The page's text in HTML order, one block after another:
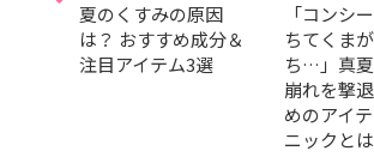
夏のくすみの原因
は？ おすすめ成分＆
注目アイテム3選
「コンシ
ちてくま
ち…」真
崩れを撃
めのアイ
ニックと